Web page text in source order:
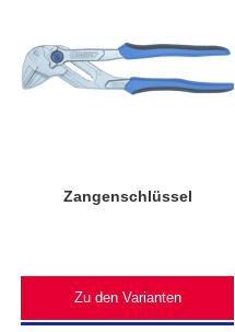
Zangenschlüssel
Zu den Varianten